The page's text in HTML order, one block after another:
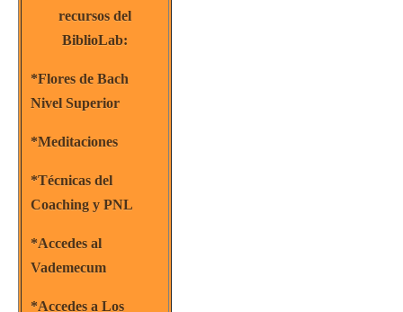
recursos del
BiblioLab:
*Flores de Bach
Nivel Superior
*Meditaciones
*Técnicas del
Coaching y PNL
*Accedes al
Vademecum
*Accedes a Los